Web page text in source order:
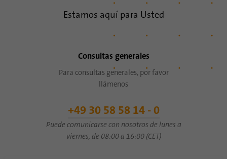
Estamos aquí para Usted
Consultas generales
Para consultas generales, por favor
llámenos
+49 30 58 58 14 - 0
Puede comunicarse con nosotros de lunes a
viernes, de 08:00 a 16:00 (CET)